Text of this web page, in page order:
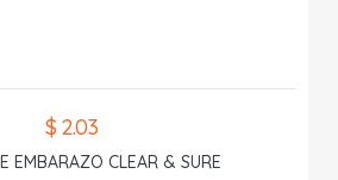
$ 2.03
EMBARAZO CLEAR & SURE